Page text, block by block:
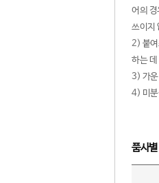
어의
쓰이지
2) 붙여
하는
3) 가운
4) 미분
품사